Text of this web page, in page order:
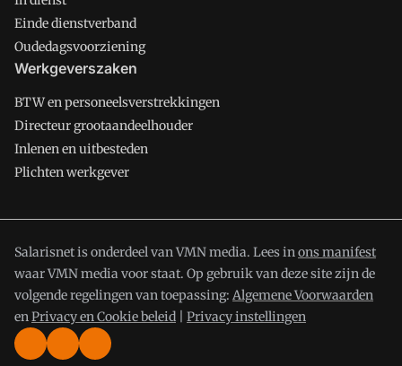
Einde dienstverband
Oudedagsvoorziening
Werkgeverszaken
BTW en personeelsverstrekkingen
Directeur grootaandeelhouder
Inlenen en uitbesteden
Plichten werkgever
Salarisnet is onderdeel van VMN media. Lees inons manifest
waar VMN media voor staat. Op gebruik van deze site zijn de
volgende regelingen van toepassing: Algemene Voorwaarden
enPrivacy en Cookie beleid Privacy instellingen